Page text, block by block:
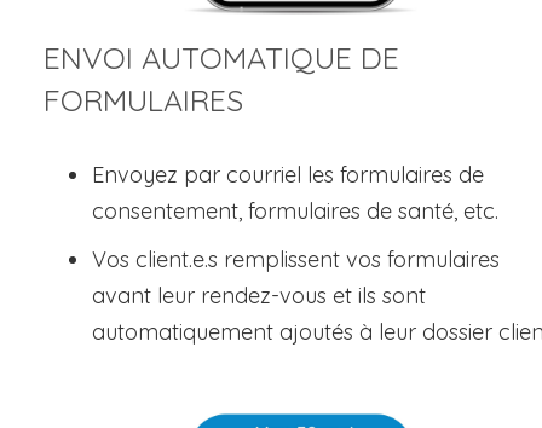
ENVOI AUTOMATIQUE DE
FORMULAIRES
Envoyez par courriel les formulaires de
consentement, formulaires de santé, etc.
Vos client.e.s remplissent vos formulaires
avant leur rendez-vous et ils sont
automatiquement ajoutés à leur dossier